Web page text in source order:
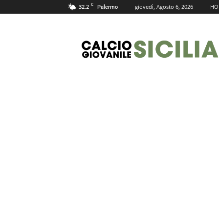
32.2 C Palermo giovedì, Agosto 6, 2026
Giovanile
Sicilia